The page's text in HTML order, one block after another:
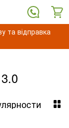
та відправка